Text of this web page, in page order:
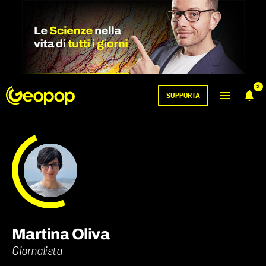
2
SUPPORTA
Martina Oliva
Giornalista